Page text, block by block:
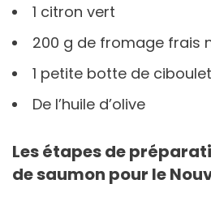
1 citron vert
200 g de fromage frais
1 petite botte de
De l’huile d’olive
Les étapes de
de saumon pour le